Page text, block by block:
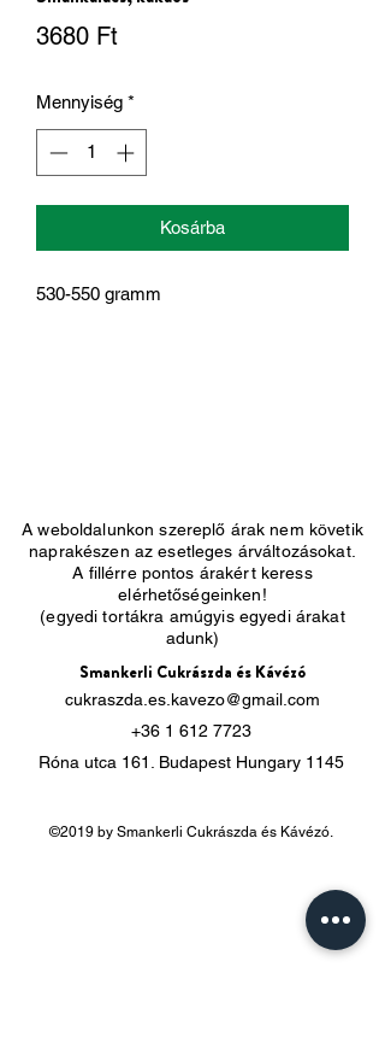
3680 FtÁr
Mennyiség *
Kosárba
530-550 gramm
A weboldalunkon szereplő árak nem követik
naprakészen az esetleges árváltozásokat.
A fillérre pontos árakért keress
elérhetőségeinken!
(egyedi tortákra amúgyis egyedi árakat
adunk)
Smankerli Cukrászda és Kávézó
cukraszda.es.kavezo@gmail.com
+36 1 612 7723
Róna utca 161. Budapest Hungary 1145
©2019 by Smankerli Cukrászda és Kávézó.